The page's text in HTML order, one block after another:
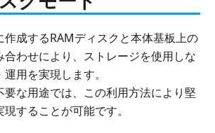
作成するRAMディスクと本体基板上の
合わせにより、ストレージを使用しな
用を実現します。
要な用途では、この利用方法により堅
することが可能です。